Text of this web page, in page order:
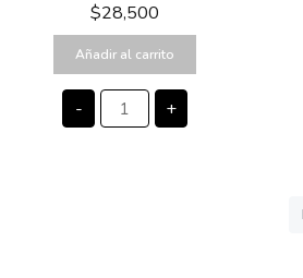
$28,500
Añadir al carrito
- +